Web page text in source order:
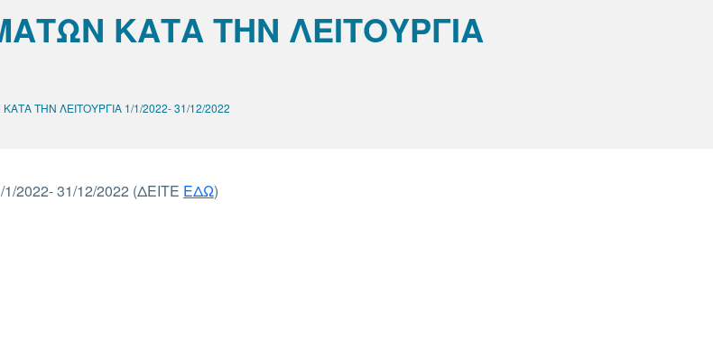
ΚΑΤΑ ΤΗΝ ΛΕΙΤΟΥΡΓΙΑ
ΤΗΝ ΛΕΙΤΟΥΡΓΙΑ 1/1/2022- 31/12/2022
31/12/2022 (ΔΕΙΤΕ ΕΔΩ)